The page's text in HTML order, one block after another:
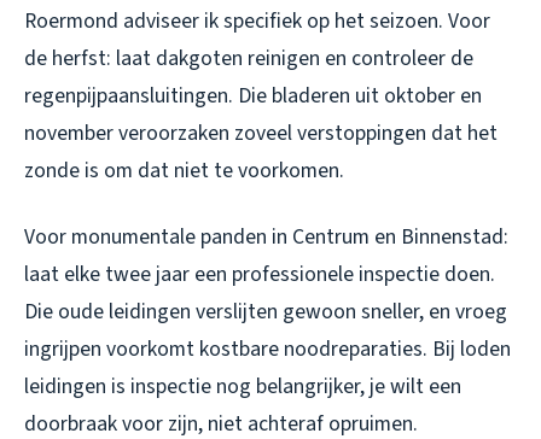
Roermond adviseer ik specifiek op het seizoen. Voor
de herfst: laat dakgoten reinigen en controleer de
regenpijpaansluitingen. Die bladeren uit oktober en
november veroorzaken zoveel verstoppingen dat het
zonde is om dat niet te voorkomen.
Voor monumentale panden in Centrum en Binnenstad:
laat elke twee jaar een professionele inspectie doen.
Die oude leidingen verslijten gewoon sneller, en vroeg
ingrijpen voorkomt kostbare noodreparaties. Bij loden
leidingen is inspectie nog belangrijker, je wilt een
doorbraak voor zijn, niet achteraf opruimen.